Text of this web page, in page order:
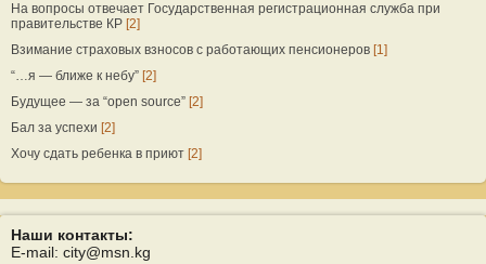
На вопросы отвечает Государственная регистрационная служба при
правительстве КР [2]
Взимание страховых взносов с работающих пенсионеров [1]
“…я — ближе к небу” [2]
Будущее — за “open source” [2]
Бал за успехи [2]
Хочу сдать ребенка в приют [2]
Наши контакты:
E-mail: city@msn.kg